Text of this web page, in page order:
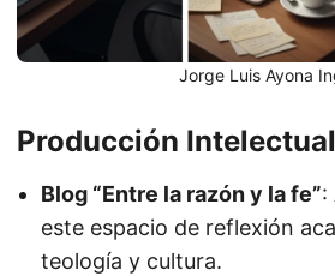
Jorge Luis Ayona
Producción Intelectual
Blog “Entre la razón y la fe”:
este espacio de reflexión
teología y cultura.